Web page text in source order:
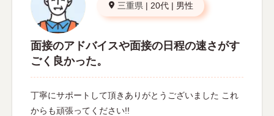
三重県 | 20代 | 男性
面接のアドバイスや面接の日程の速さがす
ごく良かった。
丁寧にサポートして頂きありがとうございました これ
からも頑張ってください!!